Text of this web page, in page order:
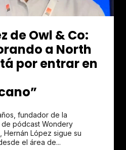
de Owl & Co:
a North
por entrar en
fundador de la
pódcast Wondery
Hernán López sigue su
el área de...